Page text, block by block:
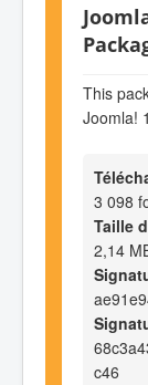
This
Joomla!
3 098
Taille
2,14
c46